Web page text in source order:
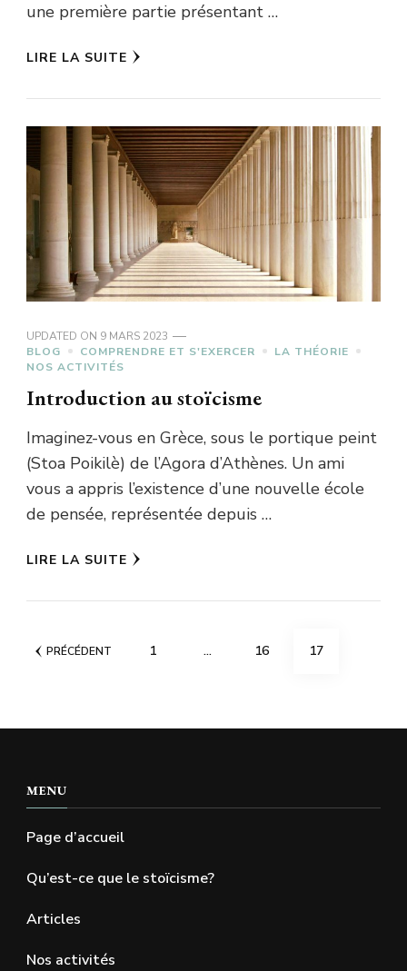
une première partie présentant …
LIRE LA SUITE
UPDATED ON 9 MARS 2023
BLOG
COMPRENDRE ET S'EXERCER
LA THÉORIE
NOS ACTIVITÉS
Introduction au stoïcisme
Imaginez-vous en Grèce, sous le portique peint
(Stoa Poikilè) de l’Agora d’Athènes. Un ami
vous a appris l’existence d’une nouvelle école
de pensée, représentée depuis …
LIRE LA SUITE
Pagination
PRÉCÉDENT PAGE
1 … PAGE
16 PAGE
17
MENU
Page d’accueil
Qu’est-ce que le stoïcisme?
Articles
Nos activités